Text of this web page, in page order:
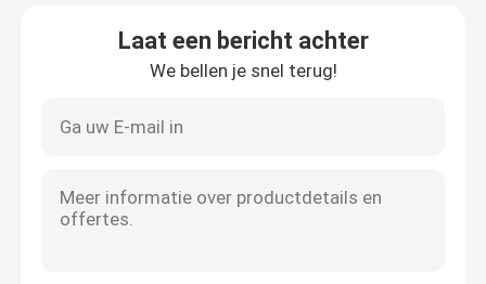
huis
Producten
Laat een bericht achter
We bellen je snel terug!